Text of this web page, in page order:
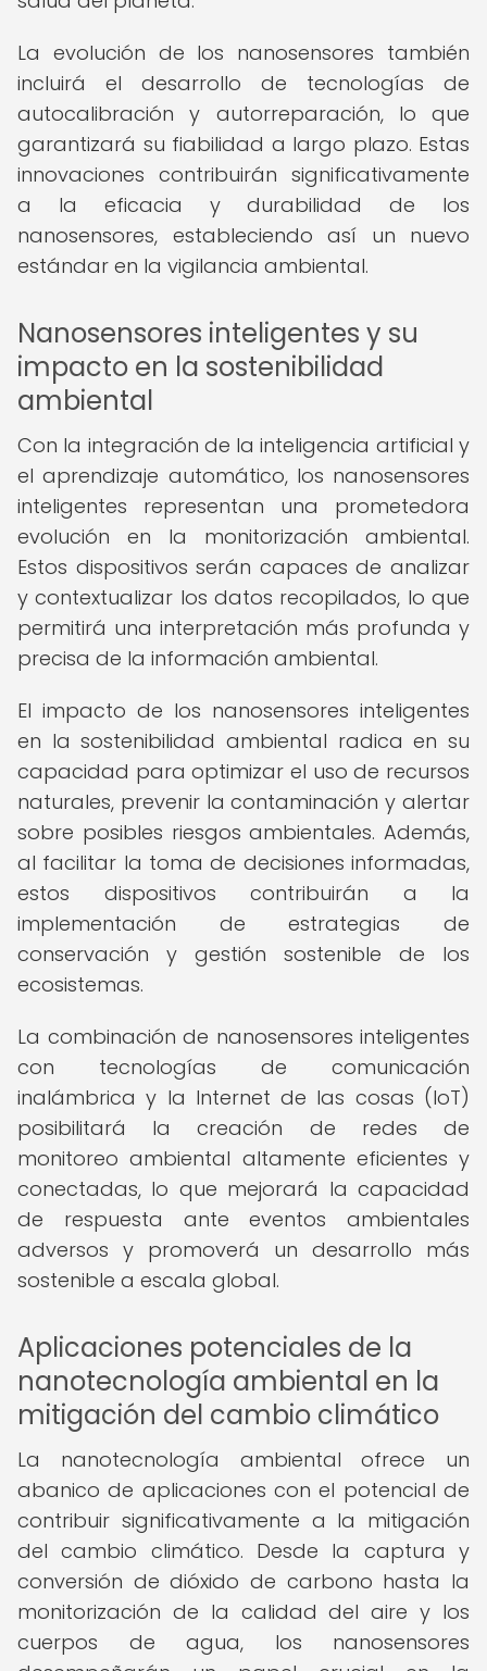
La evolución de los nanosensores también
incluirá el desarrollo de tecnologías de
autocalibración y autorreparación, lo que
garantizará su fiabilidad a largo plazo. Estas
innovaciones contribuirán significativamente
a la eficacia y durabilidad de los
nanosensores, estableciendo así un nuevo
estándar en la vigilancia ambiental.
Nanosensores inteligentes y su
impacto en la sostenibilidad
ambiental
Con la integración de la inteligencia artificial y
el aprendizaje automático, los nanosensores
inteligentes representan una prometedora
evolución en la monitorización ambiental.
Estos dispositivos serán capaces de analizar
y contextualizar los datos recopilados, lo que
permitirá una interpretación más profunda y
precisa de la información ambiental.
El impacto de los nanosensores inteligentes
en la sostenibilidad ambiental radica en su
capacidad para optimizar el uso de recursos
naturales, prevenir la contaminación y alertar
sobre posibles riesgos ambientales. Además,
al facilitar la toma de decisiones informadas,
estos dispositivos contribuirán a la
implementación de estrategias de
conservación y gestión sostenible de los
ecosistemas.
La combinación de nanosensores inteligentes
con tecnologías de comunicación
inalámbrica y la Internet de las cosas (IoT)
posibilitará la creación de redes de
monitoreo ambiental altamente eficientes y
conectadas, lo que mejorará la capacidad
de respuesta ante eventos ambientales
adversos y promoverá un desarrollo más
sostenible a escala global.
Aplicaciones potenciales de la
nanotecnología ambiental en la
mitigación del cambio climático
La nanotecnología ambiental ofrece un
abanico de aplicaciones con el potencial de
contribuir significativamente a la mitigación
del cambio climático. Desde la captura y
conversión de dióxido de carbono hasta la
monitorización de la calidad del aire y los
cuerpos de agua, los nanosensores